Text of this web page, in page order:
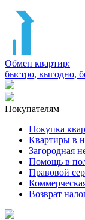
Обмен квартир:
быстро, выгодно,
Покупателям
Покупка
Квартиры в
Загородная
Помощь в
Правовой
Возврат